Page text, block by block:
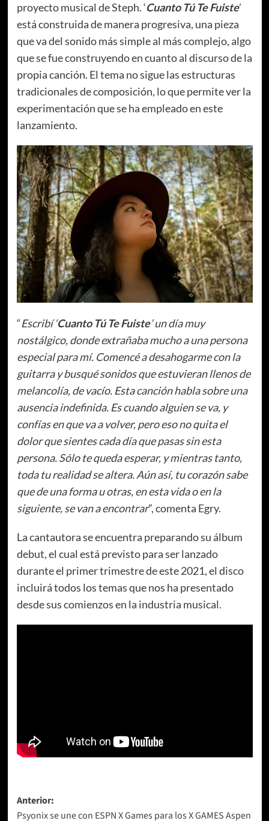
proyecto musical de Steph. ‘Cuanto Tú Te Fuiste’
está construida de manera progresiva, una pieza
que va del sonido más simple al más complejo, algo
que se fue construyendo en cuanto al discurso de la
propia canción. El tema no sigue las estructuras
tradicionales de composición, lo que permite ver la
experimentación que se ha empleado en este
lanzamiento.
“Escribí ‘Cuanto Tú Te Fuiste’ un día muy
nostálgico, donde extrañaba mucho a una persona
especial para mí. Comencé a desahogarme con la
guitarra y busqué sonidos que estuvieran llenos de
melancolía, de vacío. Esta canción habla sobre una
ausencia indefinida. Es cuando alguien se va, y
confías en que va a volver, pero eso no quita el
dolor que sientes cada día que pasas sin esta
persona. Sólo te queda esperar, y mientras tanto,
toda tu realidad se altera. Aún así, tu corazón sabe
que de una forma u otras, en esta vida o en la
siguiente, se van a encontrar”, comenta Egry.
La cantautora se encuentra preparando su álbum
debut, el cual está previsto para ser lanzado
durante el primer trimestre de este 2021, el disco
incluirá todos los temas que nos ha presentado
desde sus comienzos en la industria musical.
Navegación
Anterior:
Psyonix se une con ESPN X Games para los X GAMES Aspen